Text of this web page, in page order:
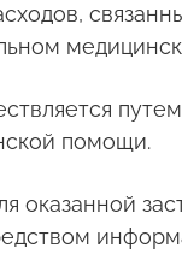
помощи.
оказанной